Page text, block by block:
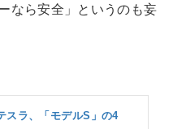
なら安全」というのも妄
スラ、「モデルS」の4